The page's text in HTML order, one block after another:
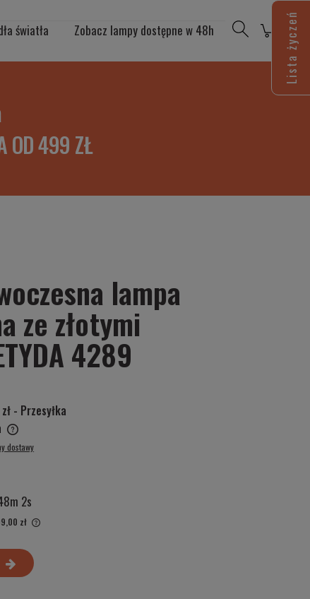
światła Zobacz lampy dostępne w 48h
OD 499 ZŁ
lampa
ze złotymi
4289
- Przesyłka
dostawy
1s
zł
dni,
kiedy
Lista życzeń